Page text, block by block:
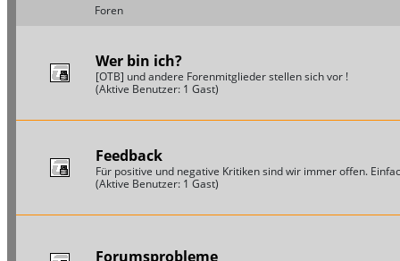
Foren
Wer bin ich?
[OTB] und andere Forenmitglieder stellen sich vor !
(Aktive Benutzer: 1 Gast)
Feedback
Für positive und negative Kritiken sind wir immer offen.
(Aktive Benutzer: 1 Gast)
Forumsprobleme